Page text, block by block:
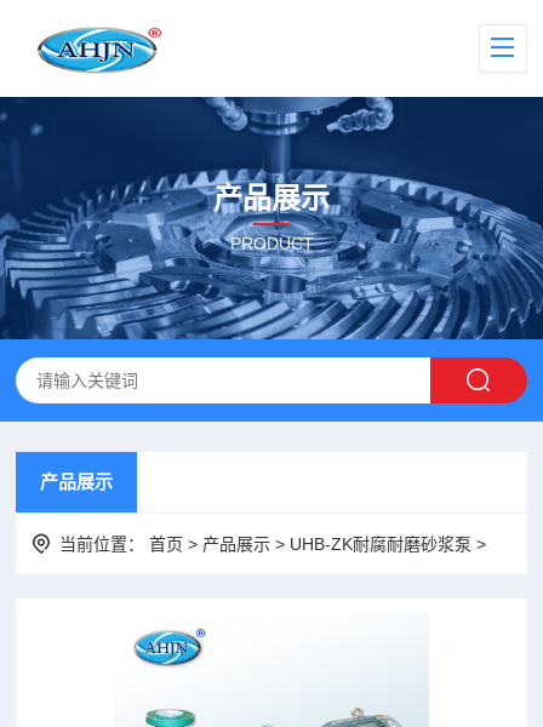
产品展示
PRODUCT
产品展示
当前位置：首页 > 产品展示 > UHB-ZK耐腐耐磨砂浆泵 >